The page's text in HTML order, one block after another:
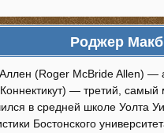
Роджер
(Roger McBride Allen) —
— третий, самый
в средней школе Уолта
Бостонского